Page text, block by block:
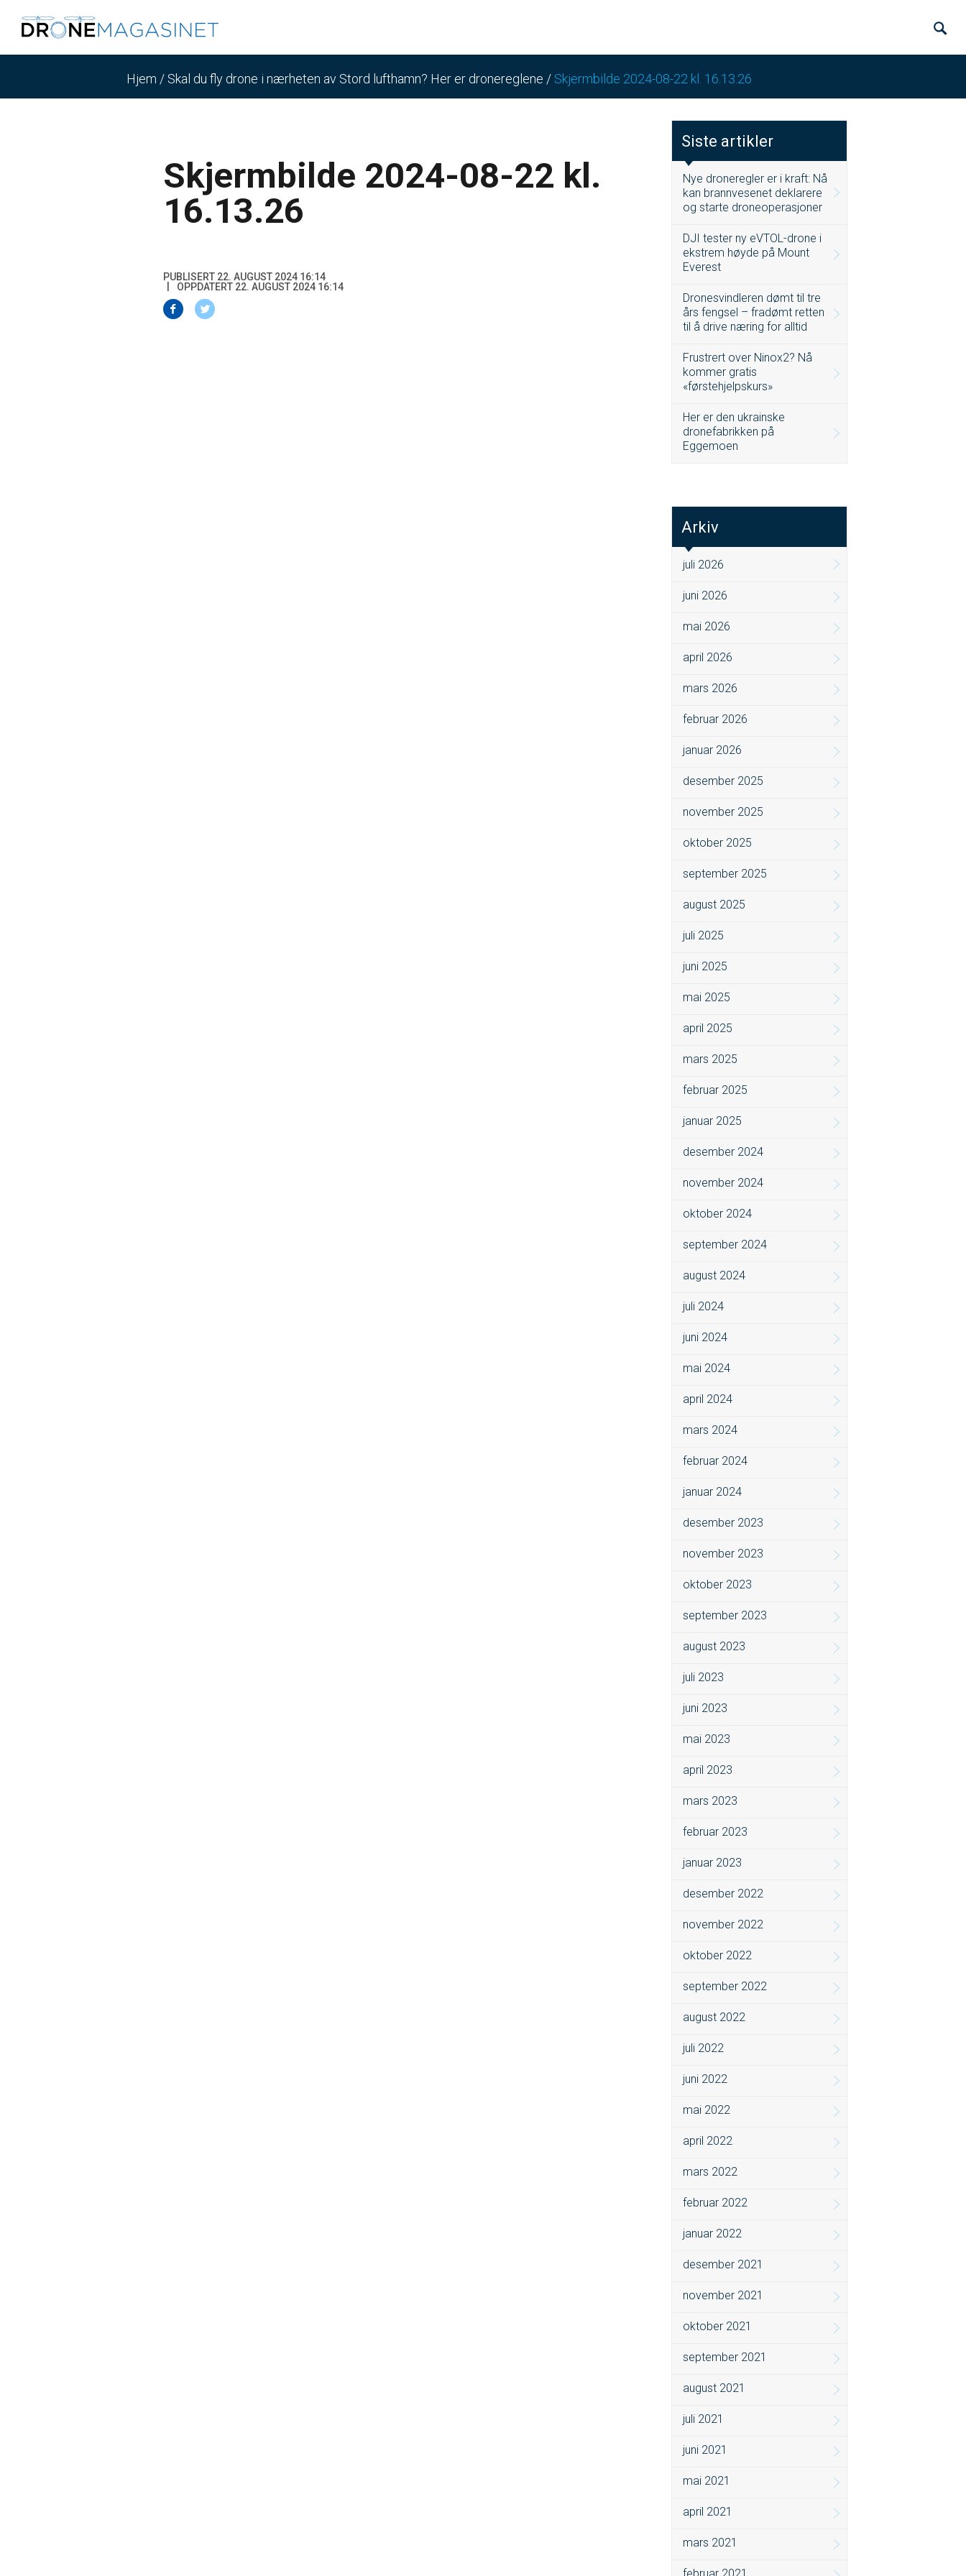
Hjem / Skal du fly drone i nærheten av Stord lufthamn? Her er dronereglene / Skjermbilde 2024-08-22 kl. 16.13.26
Skjermbilde 2024-08-22 kl.
16.13.26
PUBLISERT 22. AUGUST 2024 16:14
OPPDATERT 22. AUGUST 2024 16:14
Siste artikler
Nye droneregler er i kraft: Nå
kan brannvesenet deklarere
og starte droneoperasjoner
DJI tester ny eVTOL-drone i
ekstrem høyde på Mount
Everest
Dronesvindleren dømt til tre
års fengsel – fradømt retten
til å drive næring for alltid
Frustrert over Ninox2? Nå
kommer gratis
«førstehjelpskurs»
Her er den ukrainske
dronefabrikken på
Eggemoen
Arkiv
juli 2026
juni 2026
mai 2026
april 2026
mars 2026
februar 2026
januar 2026
desember 2025
november 2025
oktober 2025
september 2025
august 2025
juli 2025
juni 2025
mai 2025
april 2025
mars 2025
februar 2025
januar 2025
desember 2024
november 2024
oktober 2024
september 2024
august 2024
juli 2024
juni 2024
mai 2024
april 2024
mars 2024
februar 2024
januar 2024
desember 2023
november 2023
oktober 2023
september 2023
august 2023
juli 2023
juni 2023
mai 2023
april 2023
mars 2023
februar 2023
januar 2023
desember 2022
november 2022
oktober 2022
september 2022
august 2022
juli 2022
juni 2022
mai 2022
april 2022
mars 2022
februar 2022
januar 2022
desember 2021
november 2021
oktober 2021
september 2021
august 2021
juli 2021
juni 2021
mai 2021
april 2021
mars 2021